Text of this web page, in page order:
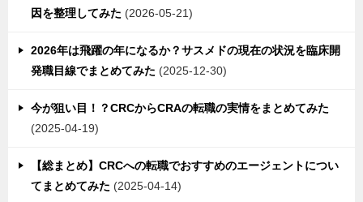
因を整理してみた
2026-05-21
2026年は飛躍の年になるか？サスメドの現在の状況を臨床開
発職目線でまとめてみた
2025-12-30
今が狙い目！？CRCからCRAの転職の実情をまとめてみた
2025-04-19
【総まとめ】CRCへの転職でおすすめのエージェントについ
てまとめてみた
2025-04-14